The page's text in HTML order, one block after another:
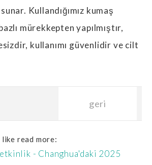
Kullandığımız kumaş
mürekkepten yapılmıştır,
kullanımı güvenlidir ve cilt
geri
read more:
- Changhua'daki 2025